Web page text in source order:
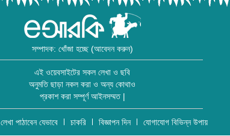
সম্পাদক: খোঁজা হচ্ছে (আবেদন করুন)
এই ওয়েবসাইটের সকল লেখা ও ছবি
অনুমতি ছাড়া নকল করা ও অন্য কোথাও
প্রকাশ করা সম্পূর্ণ আইনসম্মত |
লেখা পাঠাবেন যেভাবে চাকরি বিজ্ঞাপন দিন যোগাযোগ বিভিন্ন উপায়